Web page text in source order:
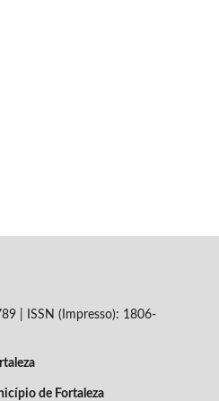
| ISSN (Impresso): 1806-
de Fortaleza